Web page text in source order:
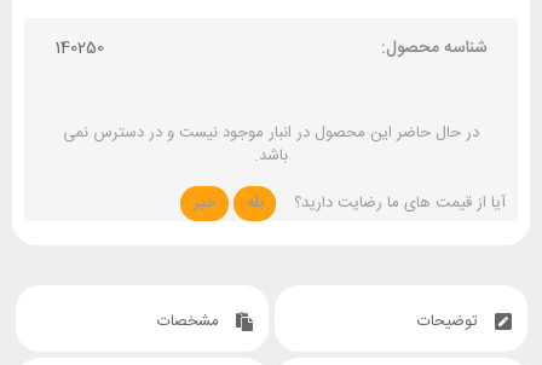
شناسه محصول: 140250
در حال حاضر این محصول در انبار موجود نیست و در دسترس نمی
باشد.
آیا از قیمت های ما رضایت دارید؟
بله خیر
توضیحات مشخصات